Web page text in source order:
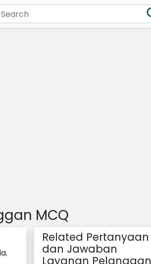
MCQ
Related Pertanyaan
dan Jawaban
Layanan Pelanggan